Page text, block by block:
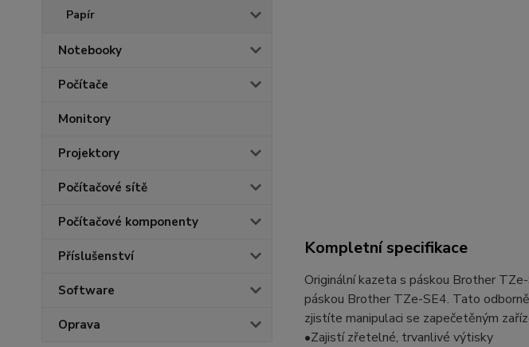
Papír
Notebooky
Počítače
Monitory
Projektory
Počítačové sítě
Počítačové komponenty
Příslušenství
Software
Oprava
Kompletní specifikace
Originální kazeta s páskou Brother
páskou Brother TZe-SE4. Tato
zjistíte manipulaci se zapečetěným
•Zajistí zřetelné, trvanlivé výtisky